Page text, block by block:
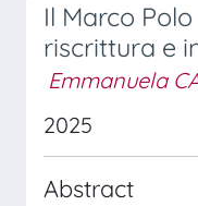
Il Marco
riscrittura e
Emmanuela
2025
Abstract